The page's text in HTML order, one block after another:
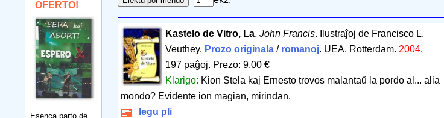
OFERTO!
Esenca parto de
Kastelo de Vitro, La.John Francis. Ilustraĵoj de Francisco L.
Veuthey. Prozo originala / romanoj. UEA. Rotterdam. 2004.
197 paĝoj. Prezo: 9.00 €
Klarigo: Kion Stela kaj Ernesto trovos malantaŭ la pordo al... alia
mondo? Evidente ion magian, mirindan.
legu pli